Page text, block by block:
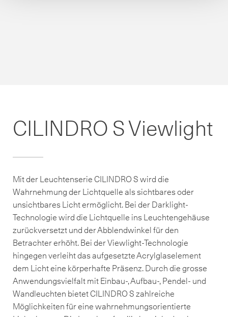
CILINDRO S Viewlight
Mit der Leuchtenserie CILINDRO S wird die
Wahrnehmung der Lichtquelle als sichtbares oder
unsichtbares Licht ermöglicht. Bei der Darklight-
Technologie wird die Lichtquelle ins Leuchtengehäuse
zurückversetzt und der Abblendwinkel für den
Betrachter erhöht. Bei der Viewlight-Technologie
hingegen verleiht das aufgesetzte Acrylglaselement
dem Licht eine körperhafte Präsenz. Durch die grosse
Anwendungsvielfalt mit Einbau-, Aufbau-, Pendel- und
Wandleuchten bietet CILINDRO S zahlreiche
Möglichkeiten für eine wahrnehmungsorientierte